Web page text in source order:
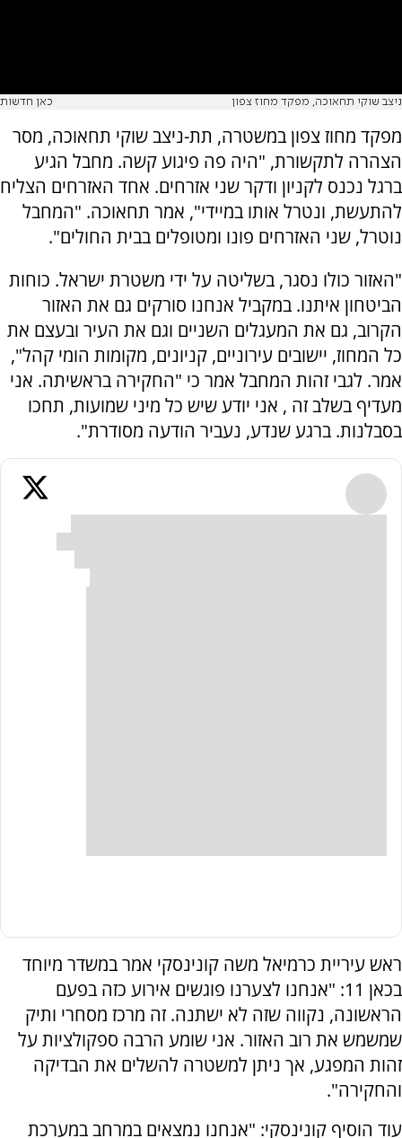
ניצב שוקי תחאוכה, מפקד מחוז צפון כאן חדשות
מפקד מחוז צפון במשטרה, תת-ניצב שוקי תחאוכה, מסר
הצהרה לתקשורת, "היה פה פיגוע קשה. מחבל הגיע
ברגל נכנס לקניון ודקר שני אזרחים. אחד האזרחים הצליח
להתעשת, ונטרל אותו במיידי", אמר תחאוכה. "המחבל
נוטרל, שני האזרחים פונו ומטופלים בבית החולים".
"האזור כולו נסגר, בשליטה על ידי משטרת ישראל. כוחות
הביטחון איתנו. במקביל אנחנו סורקים גם את האזור
הקרוב, גם את המעגלים השניים וגם את העיר ובעצם את
כל המחוז, יישובים עירוניים, קניונים, מקומות הומי קהל",
אמר. לגבי זהות המחבל אמר כי "החקירה בראשיתה. אני
מעדיף בשלב זה , אני יודע שיש כל מיני שמועות, תחכו
בסבלנות. ברגע שנדע, נעביר הודעה מסודרת".
ראש עיריית כרמיאל משה קונינסקי אמר במשדר מיוחד
בכאן 11: "אנחנו לצערנו פוגשים אירוע כזה בפעם
הראשונה, נקווה שזה לא ישתנה. זה מרכז מסחרי ותיק
שמשמש את רוב האזור. אני שומע הרבה ספקולציות על
זהות המפגע, אך ניתן למשטרה להשלים את הבדיקה
והחקירה".
עוד הוסיף קונינסקי: "אנחנו נמצאים במרחב במערכת